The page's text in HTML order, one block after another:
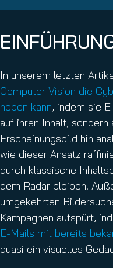
In unserem letzten
Computer Vision die
heben kann, indem sie
auf ihren Inhalt, sondern
Erscheinungsbild hin
wie dieser Ansatz
durch klassische
dem Radar bleiben.
umgekehrten
Kampagnen aufspürt,
E-Mails mit bereits
quasi ein visuelles